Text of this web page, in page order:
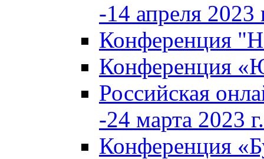
-14 апреля 2023
Конференция
Конференция
Российская
-24 марта 2023
Конференция